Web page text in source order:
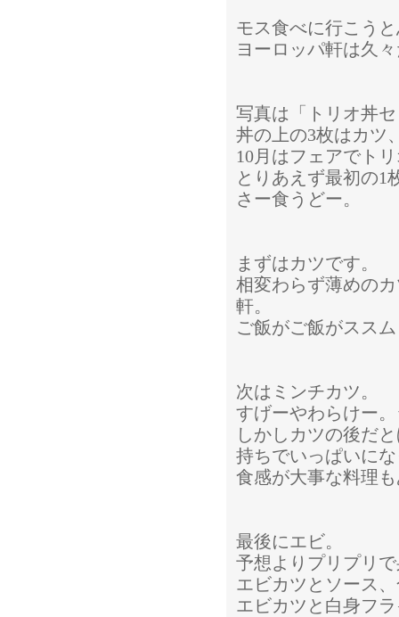
モス食べに行こう
ヨーロッパ軒は久
写真は「トリオ丼
丼の上の3枚はカツ
10月はフェアでト
とりあえず最初の1
さー食うどー。
まずはカツです。
相変わらず薄めの
軒。
ご飯がご飯がスス
次はミンチカツ。
すげーやわらけー
しかしカツの後だ
持ちでいっぱいに
食感が大事な料理
最後にエビ。
予想よりプリプリ
エビカツとソース
エビカツと白身フ